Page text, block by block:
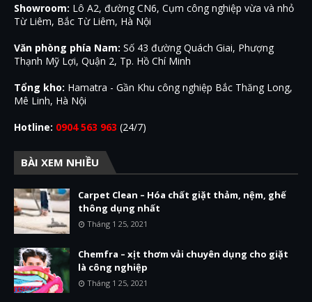
Showroom: Lô A2, đường CN6, Cụm công nghiệp vừa và nhỏ
Từ Liêm, Bắc Từ Liêm, Hà Nội
Văn phòng phía Nam: Số 43 đường Quách Giai, Phượng
Thạnh Mỹ Lợi, Quận 2, Tp. Hồ Chí Minh
Tổng kho: Hamatra - Gần Khu công nghiệp Bắc Thăng Long,
Mê Linh, Hà Nội
Hotline: 0904 563 963 (24/7)
BÀI XEM NHIỀU
Carpet Clean – Hóa chất giặt thảm, nệm, ghế
thông dụng nhất
Tháng 1 25, 2021
Chemfra – xịt thơm vải chuyên dụng cho giặt
là công nghiệp
Tháng 1 25, 2021